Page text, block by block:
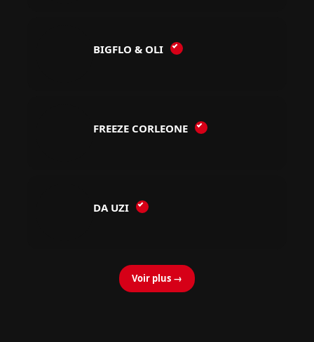
BIGFLO & OLI
FREEZE CORLEONE
DA UZI
Voir plus →